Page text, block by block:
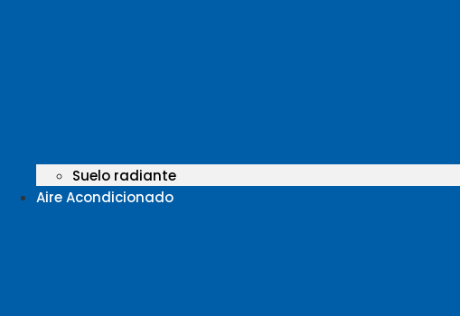
Suelo radiante
Aire Acondicionado